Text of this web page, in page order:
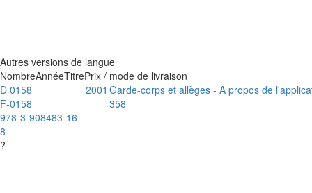
Autres versions de langue
NombreAnnéeTitrePrix / mode de livraison
D 0158
F-0158
978-3-908483-16-
8
?
2001 Garde-corps et allèges - A propos de
358